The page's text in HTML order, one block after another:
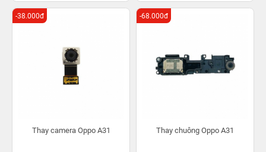
Thay camera Oppo A31
-38.000đ
Thay chuông Oppo A31
-68.000đ